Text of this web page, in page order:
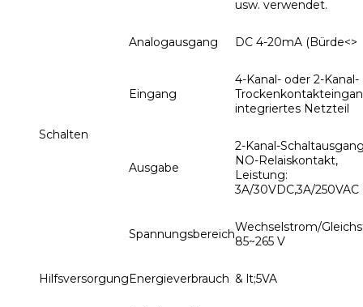
usw. verwendet.
Analogausgang DC 4-20mA (Bürde<>
Schalten
Eingang
4-Kanal- oder 2-Kanal-
integriertes Netzteil
Ausgabe
2-Kanal-
NO-Relaiskontakt,
Leistung:
3A/30VDC,3A/250VAC
Hilfsversorgung
SpannungsbereichWechselstrom/
85~265 V
Energieverbrauch & lt;5VA